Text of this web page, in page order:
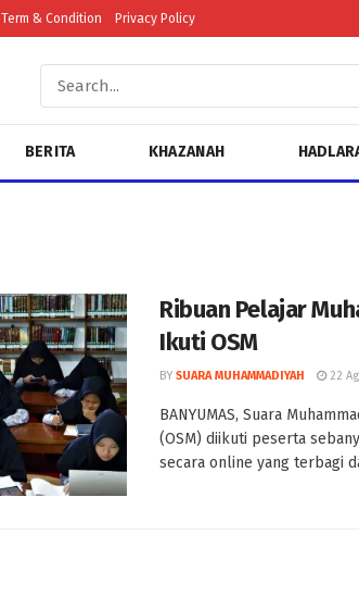
Term & Condition Privacy Policy
BERITA KHAZANAH
Ribuan Pelajar
Ikuti OSM
BY SUARA MUHAMMADIYAH 22
BANYUMAS, Suara
(OSM) diikuti peserta
secara online yang terbagi